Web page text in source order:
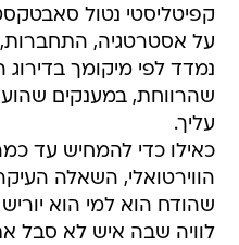
קפיטליסטי נטול
על אסטרטגיה,
נמדד לפי מיקומך
שהרווחת, במענקים
עליך.
כאילו כדי להמחיש עד
הווירטואלי, השאלה
שהודח הוא למי הוא
לוויה שבה איש לא סבל